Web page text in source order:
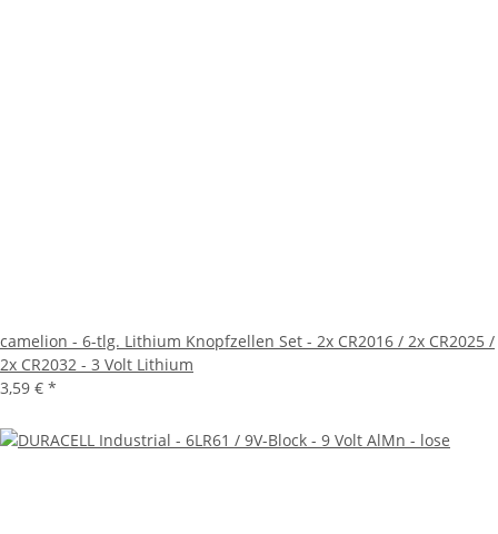
camelion - 6-tlg. Lithium Knopfzellen Set - 2x CR2016 / 2x CR2025 /
2x CR2032 - 3 Volt Lithium
3,59 € *